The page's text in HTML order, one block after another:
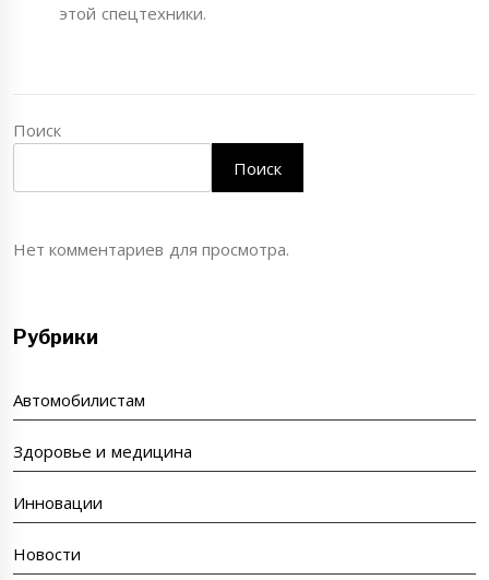
этой спецтехники.
Поиск
Поиск
Нет комментариев для просмотра.
Рубрики
Автомобилистам
Здоровье и медицина
Инновации
Новости